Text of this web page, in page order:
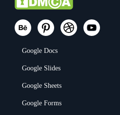
Google Docs
Google Slides
Google Sheets
Google Forms